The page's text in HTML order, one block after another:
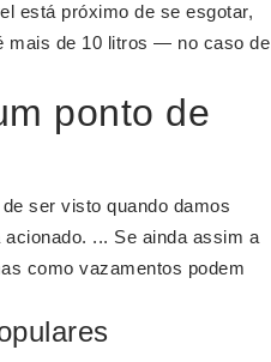
está próximo de se esgotar,
mais de 10 litros — no caso de
ponto de
ser visto quando damos
... Se ainda assim a
como vazamentos podem